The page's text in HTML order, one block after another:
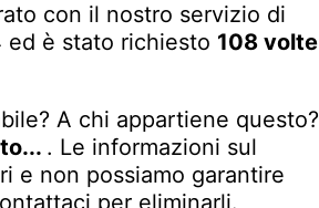
con il nostro servizio di
è stato richiesto 108 volte
A chi appartiene questo?
. Le informazioni sul
e non possiamo garantire
per eliminarli.